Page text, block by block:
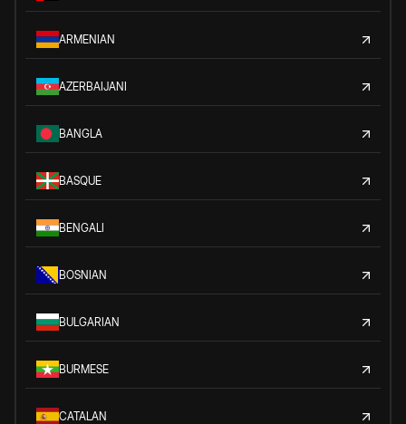
ARMENIAN
AZERBAIJANI
BANGLA
BASQUE
BENGALI
BOSNIAN
BULGARIAN
BURMESE
CATALAN